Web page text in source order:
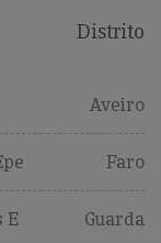
Distrito
Aveiro
Faro
E
Guarda